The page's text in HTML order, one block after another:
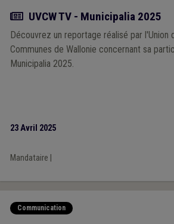
Actualité
UVCW TV - Municipalia 2025
Découvrez un reportage réalisé par l'Union
Communes de Wallonie concernant sa
Municipalia 2025.
23 Avril 2025
Mandataire
Communication